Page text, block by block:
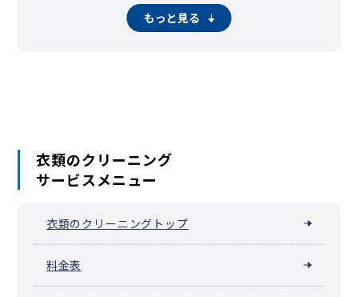
もっと見る
衣類のクリーニング
サービスメニュー
衣類のクリーニングトップ
料金表